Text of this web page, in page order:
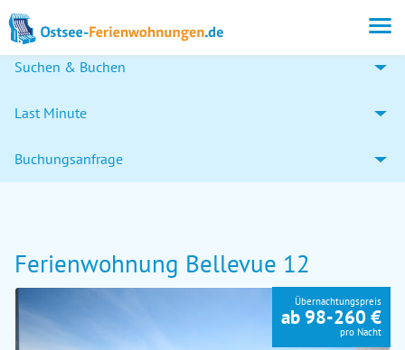
Suchen & Buchen
Last Minute
Buchungsanfrage
Ferienwohnung Bellevue 12
Übernachtungspreis
ab 98-260 €
pro Nacht